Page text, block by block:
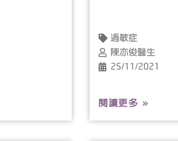
過敏症
陳亦俊醫生
25/11/2021
閱讀更多 »